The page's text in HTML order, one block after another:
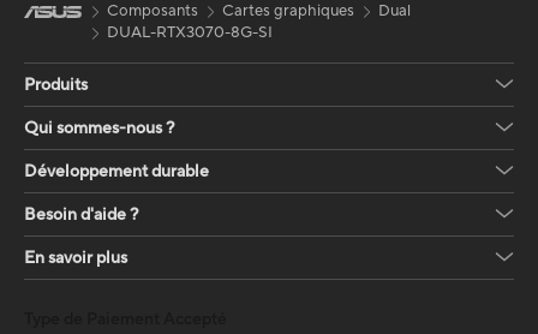
Composants Cartes graphiques
Dual
DUAL-RTX3070-8G-SI
Produits
Qui sommes-nous ?
Développement durable
Besoin d'aide ?
En savoir plus